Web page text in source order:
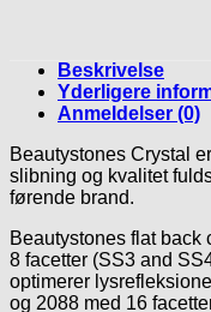
Beskrivelse
Yderligere
Anmeldelser (0)
Beautystones Crystal
slibning og kvalitet
førende brand.
Beautystones flat back
8 facetter (SS3 and
optimerer
og 2088 med 16